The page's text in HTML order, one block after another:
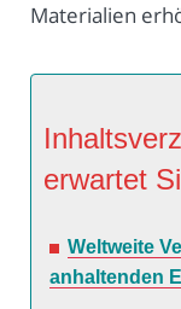
Materialien
erwartet
Weltweite
anhaltenden